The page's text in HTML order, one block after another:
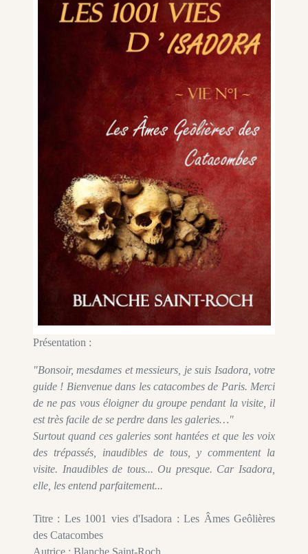
Présentation :
"Bonsoir, mesdames et messieurs, je suis Isadora, votre
guide ! Bienvenue dans les catacombes de Paris. Merci
de ne pas vous éloigner du groupe pendant la visite, il
est très facile de se perdre dans les galeries…"
Surtout quand ces galeries sont hantées et que les voix
des trépassés, inaudibles de tous, y commentent la
visite. Inaudibles de tous... Ou presque. Car Isadora,
elle, les entend parfaitement...
Titre : Les 1001 vies d'Isadora : Les Âmes Geôlières
des Catacombes